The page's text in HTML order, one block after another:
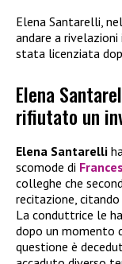
Elena Santarelli,
andare a
stata licenziata
Elena
rifiutato un
Elena Santarelli
scomode di
colleghe che
recitazione, citando
La conduttrice le
dopo un momento
questione è